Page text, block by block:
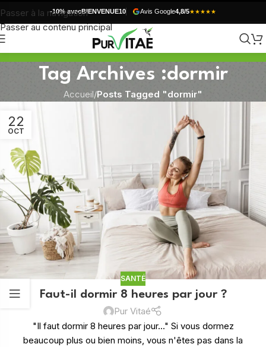
Passer à la navigation
Passer au contenu principal
-10% avecBIENVENUE10 Avis Google4,8/5★★★★★
Tag Archives :dormir
Accueil/Posts Tagged "dormir"
22
OCT
SANTÉ
Faut-il dormir 8 heures par jour ?
Pur Vitaé
"Il faut dormir 8 heures par jour..." Si vous dormez
beaucoup plus ou bien moins, vous n'êtes pas dans la